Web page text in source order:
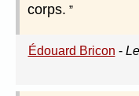
corps.
Édouard Bricon -